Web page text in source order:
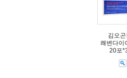
김오
쾌변다이
20포